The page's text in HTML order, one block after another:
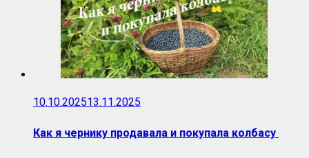
10.10.202513.11.2025
Как я чернику продавала и покупала колбасу